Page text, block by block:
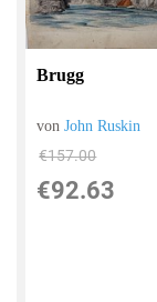
Brugg
vonJohn Ruskin
€157.00
€92.63